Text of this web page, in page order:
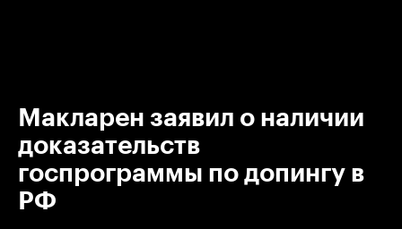
Макларен заявил о наличии
доказательств
госпрограммы по допингу в
РФ